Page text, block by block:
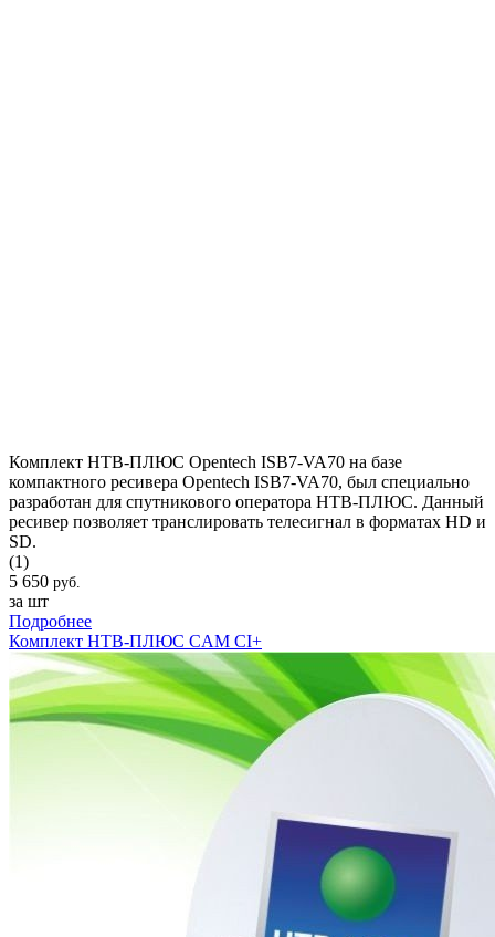
Комплект НТВ-ПЛЮС Opentech ISB7-VA70 на базе
компактного ресивера Opentech ISB7-VA70, был специально
разработан для спутникового оператора НТВ-ПЛЮС. Данный
ресивер позволяет транслировать телесигнал в форматах HD и
SD.
(1)
5 650 руб.
за шт
Подробнее
Комплект НТВ-ПЛЮС CAM CI+